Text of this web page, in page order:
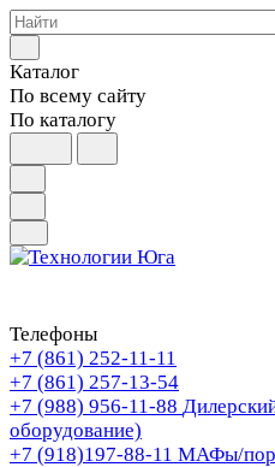
Каталог
По всему сайту
По каталогу
Телефоны
+7 (861) 252-11-11
+7 (861) 257-13-54
+7 (988) 956-11-88
оборудование)
+7 (918)197-88-11 МАФы/